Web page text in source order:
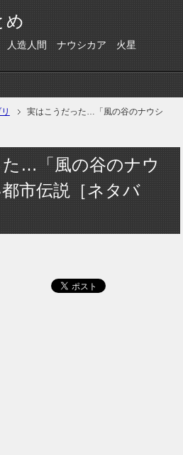
め
人造人間 ナウシカア 火星
実はこうだった…「風の谷のナウシ
…「風の谷のナウ
市伝説［ネタバ